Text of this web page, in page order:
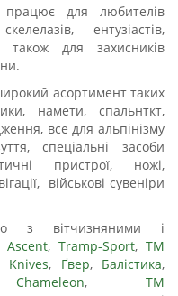
працює для любителів
ентузіастів,
також для захисників
асортимент таких
намети, спальнткт,
все для альпінізму
спеціальні засоби
пристрої, ножі,
військові сувеніри
з вітчизняними і
Ascent,Tramp-Sport, ТМ
Knives, Ґвер, Балістика,
Сhameleon, ТМ